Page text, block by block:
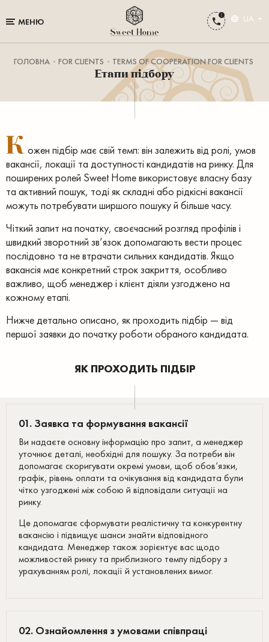
МЕНЮ UA
ГОЛОВНА FOR CLIENTS TERMS OF COOPERATION FOR CLIENTS
Етапи підбору
К ожен підбір має свій темп: він залежить від ролі, умов
вакансії, локації та доступності кандидатів на ринку. Для
поширених ролей Sweet Home використовує власну базу
та активний пошук, тоді як складні або рідкісні вакансії
можуть потребувати ширшого пошуку й більше часу.
Чіткий запит на початку, своєчасний розгляд профілів і
швидкий зворотний зв’язок допомагають вести процес
послідовно та не втрачати сильних кандидатів. Якщо
вакансія має конкретний строк закриття, особливо
важливо, щоб менеджер і клієнт діяли узгоджено на
кожному етапі.
Нижче детально описано, як проходить підбір — від
першої заявки до початку роботи обраного кандидата.
ЯК ПРОХОДИТЬ ПІДБІР
01. Заявка та формування вакансії
Ви надаєте основну інформацію про запит, а менеджер
уточнює деталі, необхідні для пошуку. За потреби він
допомагає скоригувати окремі умови, щоб обов’язки,
графік, рівень оплати та очікування від кандидата були
чітко узгоджені між собою й відповідали ситуації на
ринку.
Це допомагає сформувати реалістичну та конкурентну
вакансію і підвищує шанси знайти відповідного
кандидата. Менеджер також зорієнтує вас щодо
можливостей ринку та приблизного темпу підбору з
урахуванням ролі, локації й установлених вимог.
02. Ознайомлення з умовами співпраці